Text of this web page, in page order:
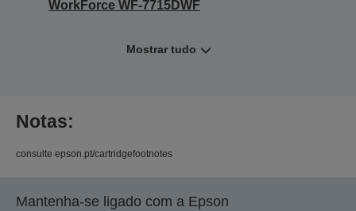
WorkForce WF-7715DWF
Mostrar tudo
Notas:
consulte epson.pt/cartridgefootnotes
Mantenha-se ligado com a Epson